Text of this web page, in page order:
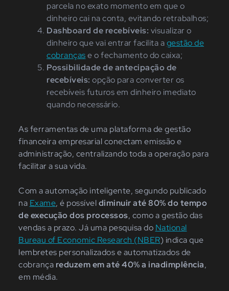
parcela no exato momento em que o
dinheiro cai na conta, evitando retrabalhos;
Dashboard de recebíveis: visualizar o
dinheiro que vai entrar facilita agestão de
cobrançase o fechamento do caixa;
Possibilidade de antecipação de
recebíveis: opção para converter os
recebíveis futuros em dinheiro imediato
quando necessário.
As ferramentas de uma plataforma de gestão
financeira empresarial conectam emissão e
administração, centralizando toda a operação para
facilitar a sua vida.
Com a automação inteligente, segundo publicado
na Exame, é possíveldiminuir até 80% do tempo
de execução dos processos, como a gestão das
vendas a prazo. Já uma pesquisa do National
Bureau of Economic Research (NBER) indica que
lembretes personalizados e automatizados de
cobrança reduzem em até 40% a inadimplência,
em média.